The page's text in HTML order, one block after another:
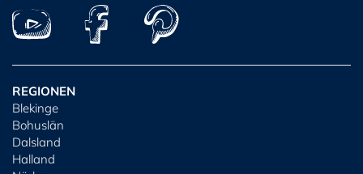
REGIONEN
Blekinge
Bohuslän
Dalsland
Halland